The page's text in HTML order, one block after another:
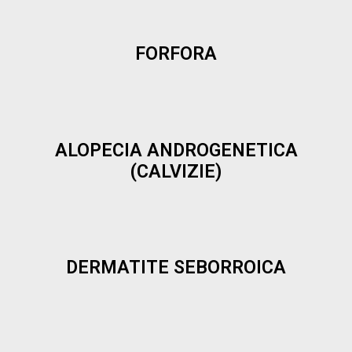
FORFORA
ALOPECIA ANDROGENETICA
(CALVIZIE)
DERMATITE SEBORROICA